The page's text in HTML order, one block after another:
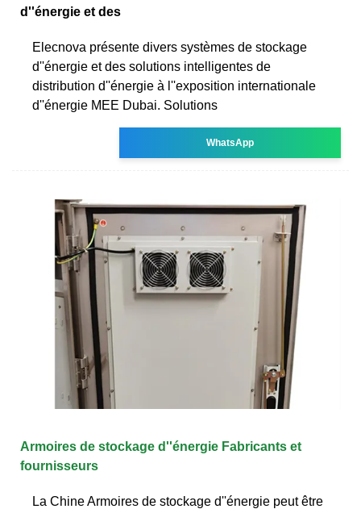
d''énergie et des
Elecnova présente divers systèmes de stockage
d''énergie et des solutions intelligentes de
distribution d''énergie à l''exposition internationale
d''énergie MEE Dubai. Solutions
WhatsApp
Armoires de stockage d''énergie Fabricants et
fournisseurs
La Chine Armoires de stockage d''énergie peut être